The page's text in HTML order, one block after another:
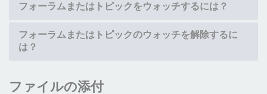
フォーラムまたはトピックをウォッチするには？
フォーラムまたはトピックのウォッチを解除するに
は？
ファイルの添付